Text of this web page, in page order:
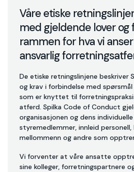
Våre etiske
med gjeldende lover
rammen for hva vi
ansvarlig
De etiske retningslinjene beskriver
og krav i forbindelse med
som er knyttet til
atferd. Spilka Code of Conduct
organisasjonen og dens
styremedlemmer, innleid personell,
mellommenn og andre som
Vi forventer at våre ansatte
sine kolleger, forretningspartnere